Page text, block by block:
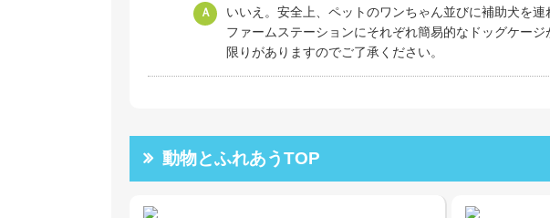
Ａ
いいえ。安全上、ペットのワンちゃん並びに補助犬を
ファームステーションにそれぞれ簡易的なドッグケー
限りがありますのでご了承ください。
動物とふれあうTOP